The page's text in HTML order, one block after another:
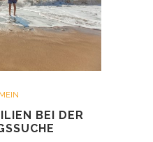
BEI DER